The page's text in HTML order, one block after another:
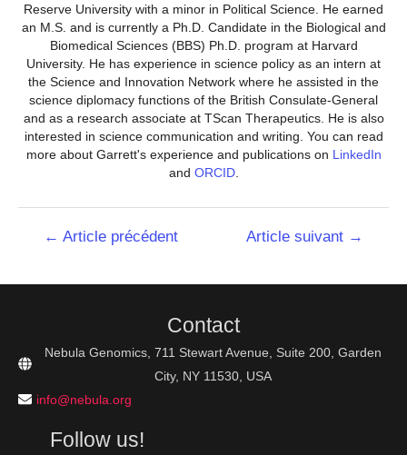
Reserve University with a minor in Political Science. He earned
an M.S. and is currently a Ph.D. Candidate in the Biological and
Biomedical Sciences (BBS) Ph.D. program at Harvard
University. He has experience in science policy as an intern at
the Science and Innovation Network where he assisted in the
science diplomacy functions of the British Consulate-General
and as a research associate at TScan Therapeutics. He is also
interested in science communication and writing. You can read
more about Garrett's experience and publications on LinkedIn
and ORCID.
Navigation
← Article précédent Article suivant →
Contact
Nebula Genomics, 711 Stewart Avenue, Suite 200, Garden
City, NY 11530, USA
info@nebula.org
Follow us!